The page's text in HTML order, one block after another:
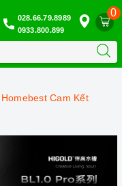
0
028.66.79.8989
0933.800.899
Cam Kết